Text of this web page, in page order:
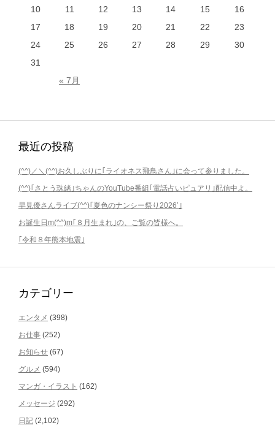
« 7月
10
11 12 13 14 15
16
17
18 19 20 21 22
23
24
25 26 27 28 29
30
31
最近の投稿
(^^)／＼(^^)お久しぶりに｢ライオネス飛鳥さん｣に会って参りました。
(^^)｢さとう珠緒｣ちゃんのYouTube番組｢電話占いピュアリ｣配信中よ。
早見優さんライブ(^^)｢夏色のナンシー祭り2026’｣
お誕生日m(^^)m｢８月生まれ｣の、ご覧の皆様へ。
｢令和８年熊本地震｣
カテゴリー
エンタメ (398)
お仕事 (252)
お知らせ (67)
グルメ (594)
マンガ・イラスト (162)
メッセージ (292)
日記 (2,102)